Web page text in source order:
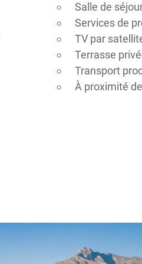
Salle de
Services de
TV par
Terrasse
Transport
À proximité